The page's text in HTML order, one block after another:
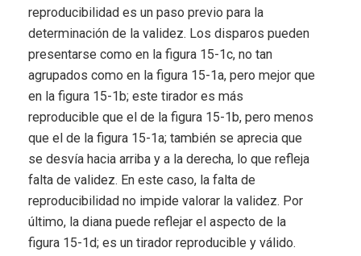
reproducibilidad es un paso previo para la
determinación de la validez. Los disparos pueden
presentarse como en la figura 15-1c, no tan
agrupados como en la figura 15-1a, pero mejor que
en la figura 15-1b; este tirador es más
reproducible que el de la figura 15-1b, pero menos
que el de la figura 15-1a; también se aprecia que
se desvía hacia arriba y a la derecha, lo que refleja
falta de validez. En este caso, la falta de
reproducibilidad no impide valorar la validez. Por
último, la diana puede reflejar el aspecto de la
figura 15-1d; es un tirador reproducible y válido.